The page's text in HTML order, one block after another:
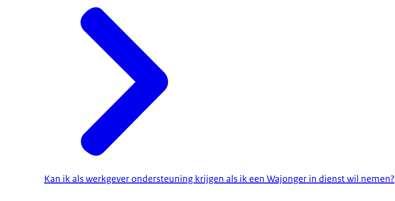
Kan ik als werkgever ondersteuning krijgen als ik een Wajonger in dienst wil nemen?